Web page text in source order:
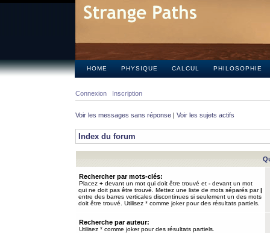
HOME PHYSIQUE CALCUL PHILOSOPHIE
Connexion Inscription
Voir les messages sans réponse | Voir les sujets actifs
Index du forum
Rechercher par mots-clés:
Placez + devant un mot qui doit être trouvé et - devant un mot
qui ne doit pas être trouvé. Mettez une liste de mots séparés par|
entre des barres verticales discontinues si seulement un des mots
doit être trouvé. Utilisez * comme joker pour des résultats partiels.
Recherche par auteur:
Utilisez * comme joker pour des résultats partiels.